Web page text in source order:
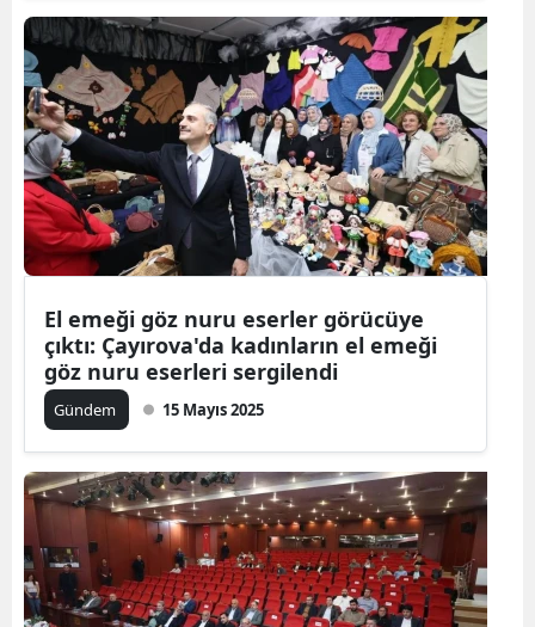
El emeği göz nuru eserler görücüye
çıktı: Çayırova'da kadınların el emeği
göz nuru eserleri sergilendi
Gündem 15 Mayıs 2025